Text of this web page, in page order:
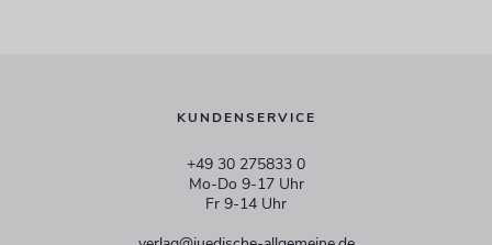
KUNDENSERVICE
+49 30 275833 0
Mo-Do 9-17 Uhr
Fr 9-14 Uhr